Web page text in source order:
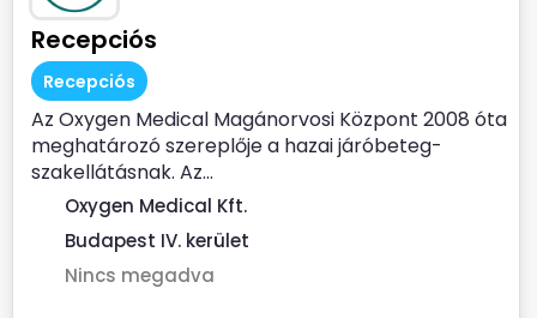
Recepciós
Recepciós
Az Oxygen Medical Magánorvosi Központ 2008 óta
meghatározó szereplője a hazai járóbeteg-
szakellátásnak. Az...
Oxygen Medical Kft.
Budapest IV. kerület
Nincs megadva